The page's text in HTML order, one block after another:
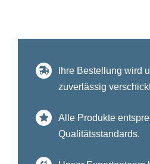
Ihre Bestellung wird
zuverlässig
Alle Produkte
Qualitätsstandards.